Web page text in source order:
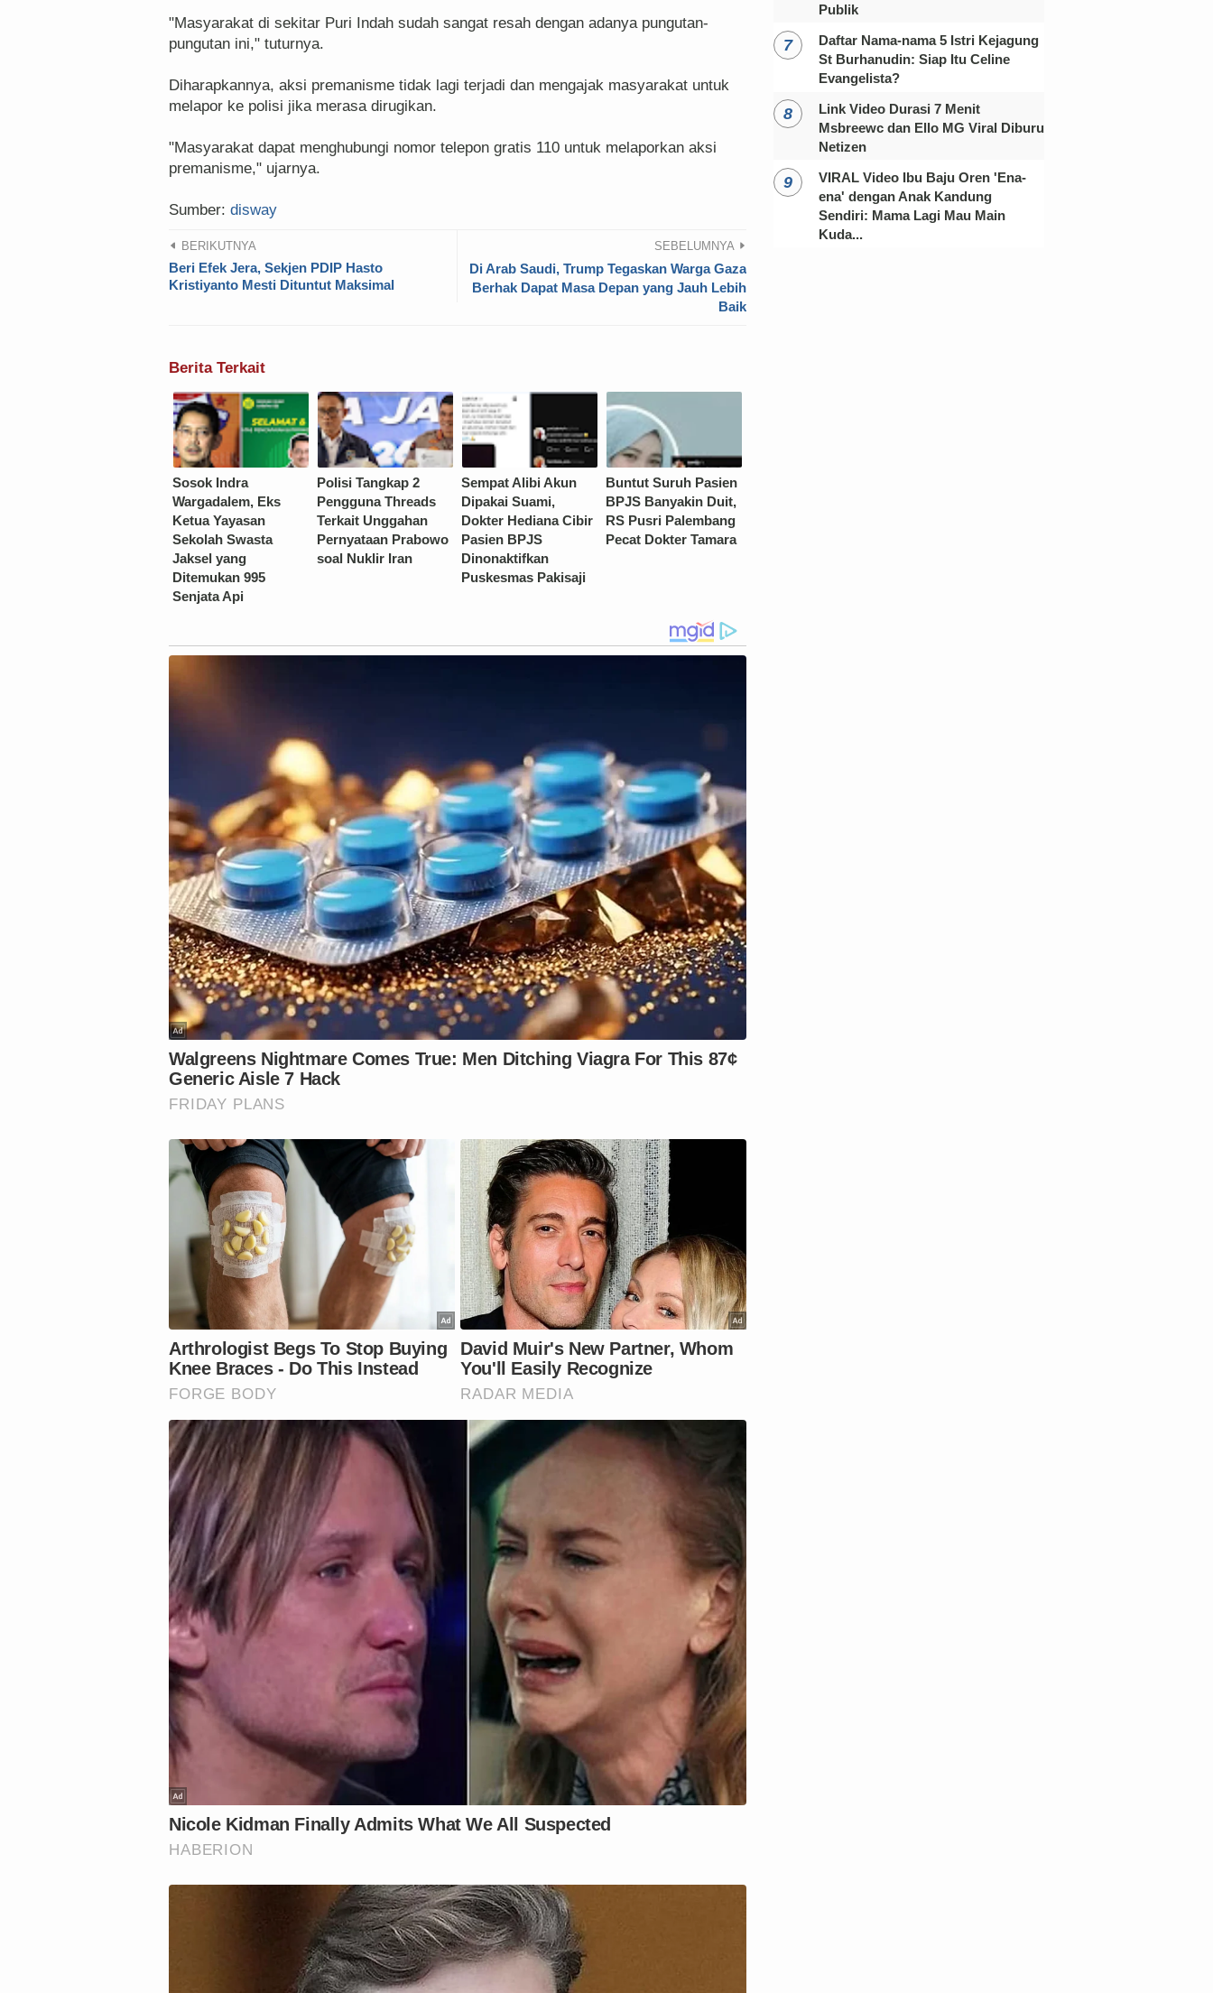
"Masyarakat di sekitar Puri Indah sudah sangat resah dengan adanya pungutan-
pungutan ini," tuturnya.
Diharapkannya, aksi premanisme tidak lagi terjadi dan mengajak masyarakat untuk
melapor ke polisi jika merasa dirugikan.
"Masyarakat dapat menghubungi nomor telepon gratis 110 untuk melaporkan aksi
premanisme," ujarnya.
Sumber: disway
BERIKUTNYA
Beri Efek Jera, Sekjen PDIP Hasto
Kristiyanto Mesti Dituntut Maksimal
SEBELUMNYA
Di Arab Saudi, Trump Tegaskan Warga Gaza
Berhak Dapat Masa Depan yang Jauh Lebih
Baik
Berita Terkait
Sosok Indra
Wargadalem, Eks
Ketua Yayasan
Sekolah Swasta
Jaksel yang
Ditemukan 995
Senjata Api
Polisi Tangkap 2
Pengguna Threads
Terkait Unggahan
Pernyataan Prabowo
soal Nuklir Iran
Sempat Alibi Akun
Dipakai Suami,
Dokter Hediana Cibir
Pasien BPJS
Dinonaktifkan
Puskesmas Pakisaji
Buntut Suruh Pasien
BPJS Banyakin Duit,
RS Pusri Palembang
Pecat Dokter Tamara
Publik
Daftar Nama-nama 5 Istri Kejagung
St Burhanudin: Siap Itu Celine
Evangelista?
Link Video Durasi 7 Menit
Msbreewc dan Ello MG Viral Diburu
Netizen
VIRAL Video Ibu Baju Oren 'Ena-
ena' dengan Anak Kandung
Sendiri: Mama Lagi Mau Main
Kuda...